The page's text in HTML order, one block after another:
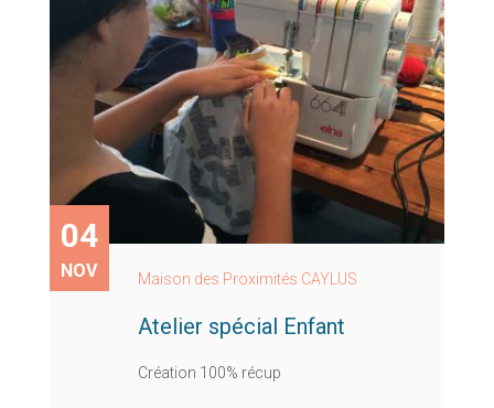
04
NOV Maison des Proximités CAYLUS
Atelier spécial Enfant
Création 100% récup